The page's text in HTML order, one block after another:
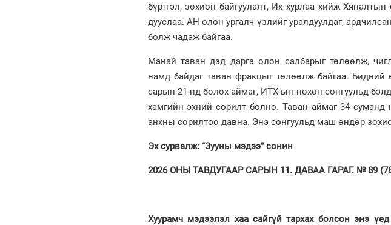
бүртгэл, зохион байгуулалт, Их хурлаа хийж
дууслаа. АН олон ургалч үзлийг уралдуулдаг,
болж чадаж байгаа.
Манай таван дэд дарга олон салбарыг төлөөлж,
намд байдаг таван фракцыг төлөөлж байгаа.
сарын 21-нд болох аймаг, ИТХ-ын нөхөн сонгуульд
хамгийн эхний сорилт болно. Таван аймаг 34 суманд
анхны сорилтоо давна. Энэ сонгуульд маш өндөр
Эх сурвалж: “Зууны мэдээ” сонин
2026 ОНЫ ТАВДУГААР САРЫН 11. ДАВАА ГАРАГ. № 89
Хуурамч мэдээлэл хаа сайгүй тархах болсон энэ